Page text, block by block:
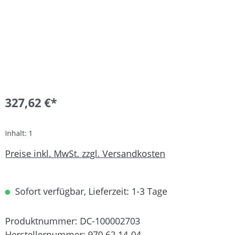
327,62 €*
Inhalt: 1
Preise inkl. MwSt. zzgl. Versandkosten
Sofort verfügbar, Lieferzeit: 1-3 Tage
Produktnummer: DC-100002703